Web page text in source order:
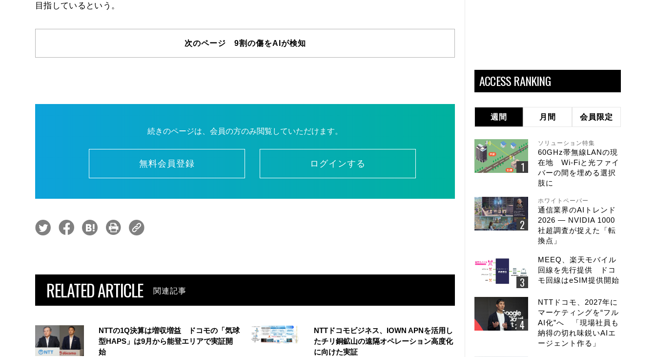
目指しているという。
次のページ 9割の傷をAIが検知
続きのページは、会員の方のみ閲覧していただけます。
無料会員登録 ログインする
RELATED ARTICLE 関連記事
NTTの1Q決算は増収増益 ドコモの「気球
型HAPS」は9月から能登エリアで実証開
始
NTTドコモビジネス、IOWN APNを活用し
たチリ銅鉱山の遠隔オペレーション高度化
に向けた実証
ACCESS RANKING
週間 月間 会員限定
ソリューション特集
60GHz帯無線LANの現
在地 Wi-Fiと光ファイ
バーの間を埋める選択
肢に
ホワイトペーパー
通信業界のAIトレンド
2026 ― NVIDIA 1000
社超調査が捉えた「転
換点」
MEEQ、楽天モバイル
回線を先行提供 ドコ
モ回線はeSIM提供開始
NTTドコモ、2027年に
マーケティングを“フル
AI化”へ 「現場社員も
納得の切れ味鋭いAIエ
ージェント作る」